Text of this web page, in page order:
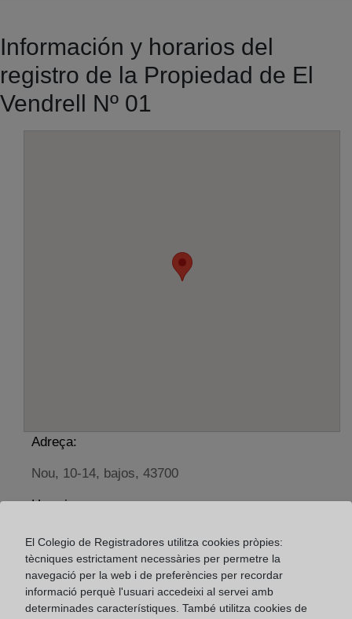
Información y horarios del
registro de la Propiedad de El
Vendrell Nº 01
Adreça:
Nou, 10-14, bajos, 43700
Horario:
De lunes a viernes de 09:00 a 17:00 horas
Agosto: De lunes a viernes de 09:00 a 14:00 horas
Los días 24 y 31 de diciembre de 09:00 a 14:00
horas
El Colegio de Registradores utilitza cookies pròpies:
tècniques estrictament necessàries per permetre la
navegació per la web i de preferències per recordar
informació perquè l'usuari accedeixi al servei amb
determinades característiques. També utilitza cookies de